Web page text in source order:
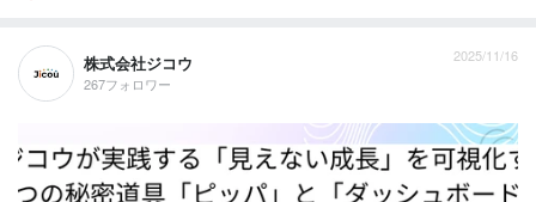
株式会社ジコウ
267フォロワー
2025/11/16